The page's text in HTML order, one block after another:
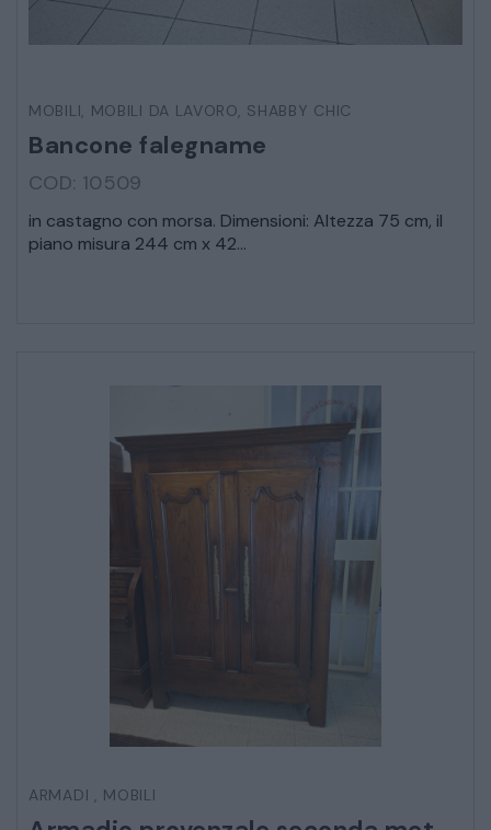
MOBILI
SALE DA PRANZO E SOGGIORNO
TAVOLI TAVOLINI CONSOLE
MOBILI, MOBILI DA LAVORO, SHABBY CHIC
Bancone falegname
COD: 10509
in castagno con morsa. Dimensioni: Altezza 75 cm, il
piano misura 244 cm x 42...
ARMADI , MOBILI